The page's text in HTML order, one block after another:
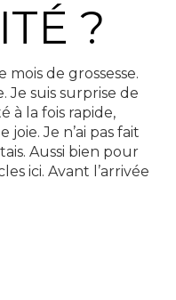
?
de grossesse.
Je suis surprise de
à la fois rapide,
Je n’ai pas fait
Aussi bien pour
ici. Avant l’arrivée